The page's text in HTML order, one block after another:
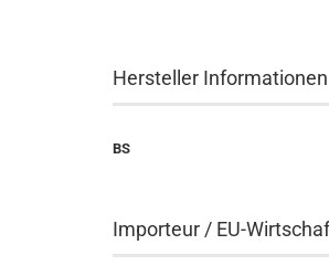
Hersteller Informationen
BS
Importeur / EU-